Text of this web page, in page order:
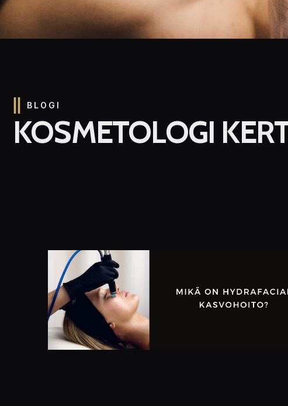
BLOGI
KOSMETOLOGI